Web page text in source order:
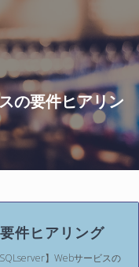
の要件ヒアリン
要件ヒアリング
】Webサービスの